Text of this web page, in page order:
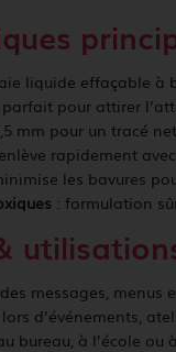
liquide effaçable à
pour attirer
mm pour un tracé
rapidement
les bavures
: formulation
messages,
d’événements,
bureau, à l’école